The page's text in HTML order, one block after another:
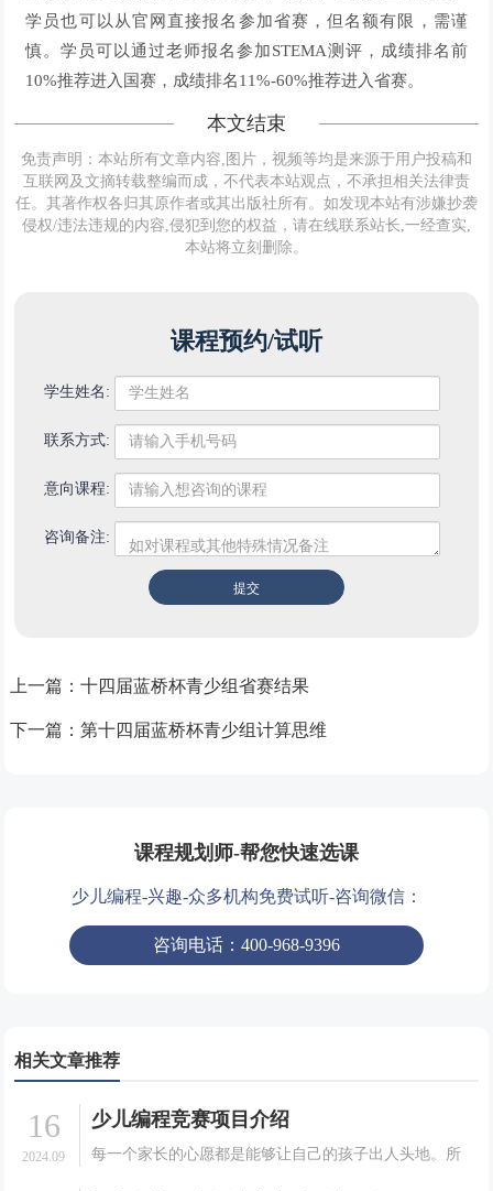
学员也可以从官网直接报名参加省赛，但名额有限，需谨
慎。学员可以通过老师报名参加STEMA测评，成绩排名前
10%推荐进入国赛，成绩排名11%-60%推荐进入省赛。
本文结束
免责声明：本站所有文章内容,图片，视频等均是来源于用户投稿和
互联网及文摘转载整编而成，不代表本站观点，不承担相关法律责
任。其著作权各归其原作者或其出版社所有。如发现本站有涉嫌抄袭
侵权/违法违规的内容,侵犯到您的权益，请在线联系站长,一经查实,
本站将立刻删除。
课程预约/试听
学生姓名:
联系方式:
意向课程:
咨询备注:
上一篇： 十四届蓝桥杯青少组省赛结果
下一篇： 第十四届蓝桥杯青少组计算思维
课程规划师-帮您快速选课
少儿编程-兴趣-众多机构免费试听-咨询微信：
咨询电话：400-968-9396
相关文章推荐
16
2024.09
少儿编程竞赛项目介绍
每一个家长的心愿都是能够让自己的孩子出人头地。所